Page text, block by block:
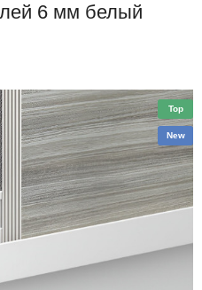
6 мм белый
Top
New